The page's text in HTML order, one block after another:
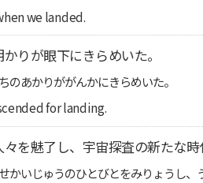
we landed.
りが眼下にきらめいた。
あかりががんかにきらめいた。
for landing.
を魅了し、宇宙探査の新たな時
かいじゅうのひとびとをみりょうし